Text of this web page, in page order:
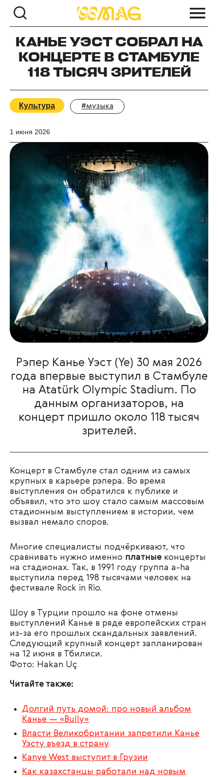
КАНЬЕ УЭСТ СОБРАЛ НА
КОНЦЕРТЕ В СТАМБУЛЕ
118 ТЫСЯЧ ЗРИТЕЛЕЙ
Культура #музыка
1 июня 2026
Рэпер Канье Уэст (Ye) 30 мая 2026
года впервые выступил в Стамбуле
на Atatürk Olympic Stadium. По
данным организаторов, на
концерт пришло около 118 тысяч
зрителей.
Концерт в Стамбуле стал одним из самых
крупных в карьере рэпера. Во время
выступления он обратился к публике и
объявил, что это шоу стало самым массовым
стадионным выступлением в истории, чем
вызвал немало споров.
Многие специалисты подчёркивают, что
сравнивать нужно именно платные концерты
на стадионах. Так, в 1991 году группа a-ha
выступила перед 198 тысячами человек на
фестивале Rock in Rio.
Шоу в Турции прошло на фоне отмены
выступлений Канье в ряде европейских стран
из-за его прошлых скандальных заявлений.
Следующий крупный концерт запланирован
на 12 июня в Тбилиси.
Фото: Hakan Uç
Читайте также:
Долгий путь домой: про новый альбом
Канье — «Bully»
Власти Великобритании запретили Канье
Уэсту въезд в страну
Kanye West выступит в Грузии
Как казахстанцы работали над новым